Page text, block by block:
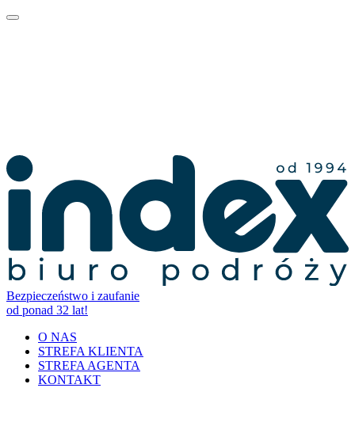
Bezpieczeństwo i zaufanie
od ponad 32 lat!
O NAS
STREFA KLIENTA
STREFA AGENTA
KONTAKT